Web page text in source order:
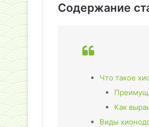
Содержание
Что такое
Как
Виды